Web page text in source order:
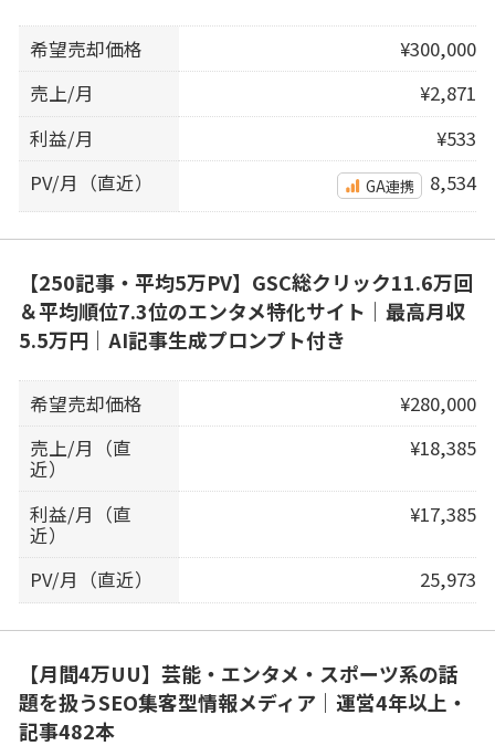
希望売却価格
¥300,000
売上/月
¥2,871
利益/月
¥533
PV/月（直近）
GA連携 8,534
【250記事・平均5万PV】GSC総クリック11.6万回
＆平均順位7.3位のエンタメ特化サイト｜最高月収
5.5万円｜AI記事生成プロンプト付き
希望売却価格
¥280,000
売上/月（直
近）
¥18,385
利益/月（直
近）
¥17,385
PV/月（直近） 25,973
【月間4万UU】芸能・エンタメ・スポーツ系の話
題を扱うSEO集客型情報メディア｜運営4年以上・
記事482本